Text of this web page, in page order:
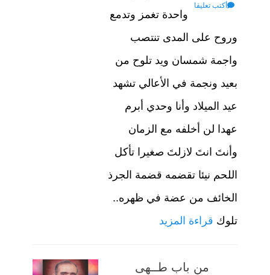
أكتب تعليقا
واحدة تغمز وتدمع
وروح على المدى تنتصب
واجمة شمسان ويد تلوح من
بعيد ونجمة في الأعالي تشهد
عيد الميلاد وأنا وحدي أبرم
عهدا لن أخلفه مع الزمان
وأنتَ انتَ لازلتَ صغيرا تأكل
اللحم نيئا تقضمه قضمة الجرذ
الخائف من عضة في ظهره..
تلوك قراءة المزيد
من باب طــهى